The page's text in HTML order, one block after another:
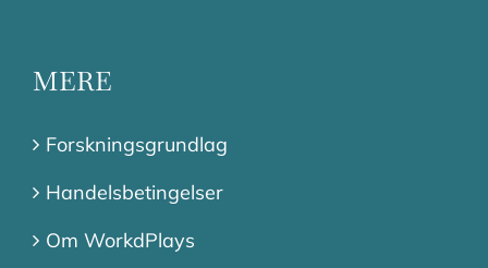
MERE
Forskningsgrundlag
Handelsbetingelser
Om WorkdPlays